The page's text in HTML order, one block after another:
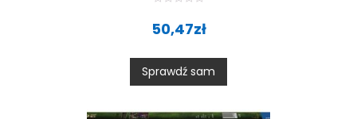
a
t
0
o
t
5
50,47zł
Sprawdź sam